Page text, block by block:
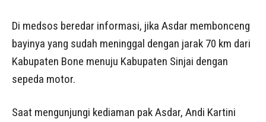
Di medsos beredar informasi, jika Asdar membonceng
bayinya yang sudah meninggal dengan jarak 70 km dari
Kabupaten Bone menuju Kabupaten Sinjai dengan
sepeda motor.
Saat mengunjungi kediaman pak Asdar, Andi Kartini